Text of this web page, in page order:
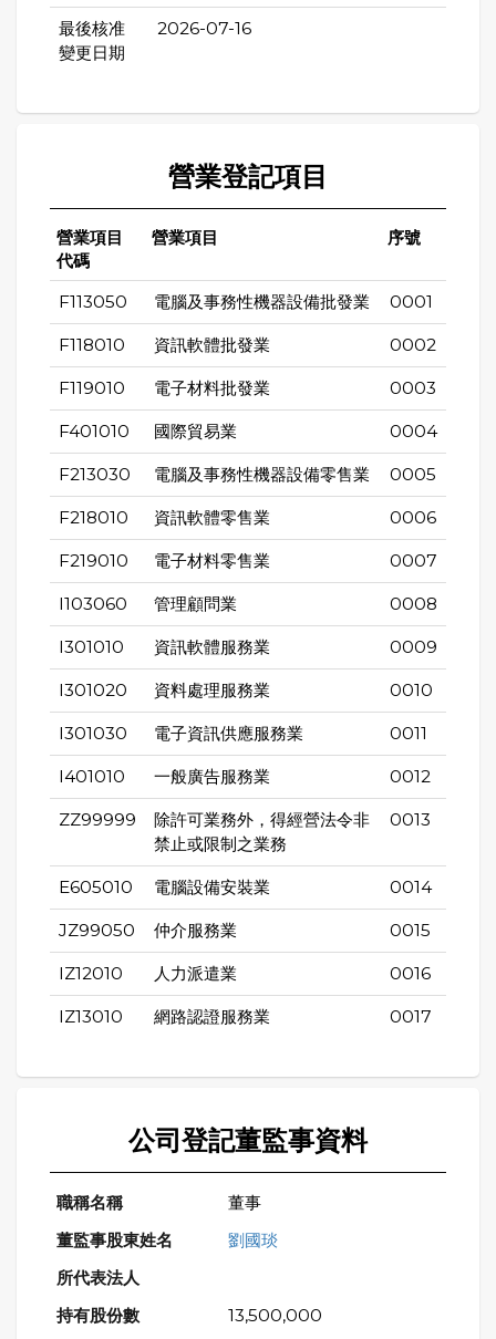
最後核准
變更日期
2026-07-16
營業登記項目
營業項目
代碼
營業項目 序號
F113050 電腦及事務性機器設備批發業 0001
F118010 資訊軟體批發業 0002
F119010 電子材料批發業 0003
F401010 國際貿易業 0004
F213030 電腦及事務性機器設備零售業 0005
F218010 資訊軟體零售業 0006
F219010 電子材料零售業 0007
I103060 管理顧問業 0008
I301010 資訊軟體服務業 0009
I301020 資料處理服務業 0010
I301030 電子資訊供應服務業 0011
I401010 一般廣告服務業 0012
ZZ99999
除許可業務外，得經營法令非
禁止或限制之業務
0013
E605010 電腦設備安裝業 0014
JZ99050 仲介服務業 0015
IZ12010 人力派遣業 0016
IZ13010 網路認證服務業 0017
公司登記董監事資料
董事
劉國琰
13,500,000